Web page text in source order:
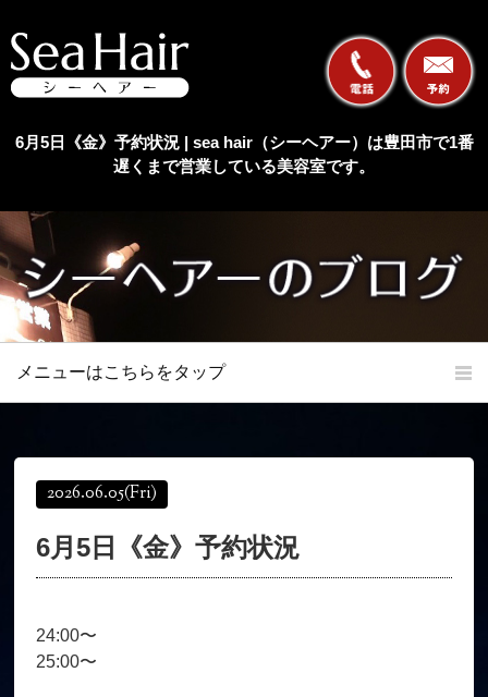
6月5日《金》予約状況 | sea hair（シーヘアー）は豊田市で1番
遅くまで営業している美容室です。
メニューはこちらをタップ
オンラインショップ
育毛コース よくある質問
お客様の声
2026.06.05(Fri)
6月5日《金》予約状況
24:00〜
25:00〜